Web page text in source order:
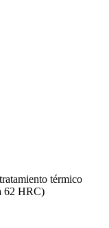
térmico
62 HRC)